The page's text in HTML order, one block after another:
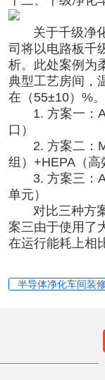
关于千级净
司将以电路板千
析。此处案例为
典型工艺房间，
在（55±10）%。
1. 方案一：
口）
2. 方案二：
组）+HEPA（高
3. 方案三：
单元）
对比三种方案
案三由于使用了
在运行能耗上相
半导体净化车间装